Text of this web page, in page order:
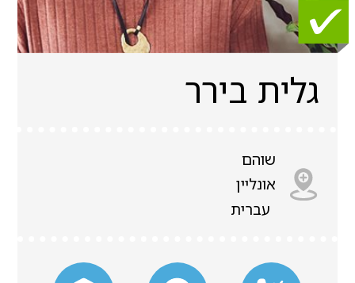
גלית בירר
שוהם
אונליין
עברית